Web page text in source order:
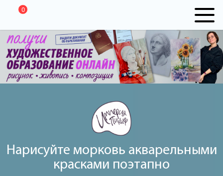
0
Нарисуйте морковь акварельными
красками поэтапно